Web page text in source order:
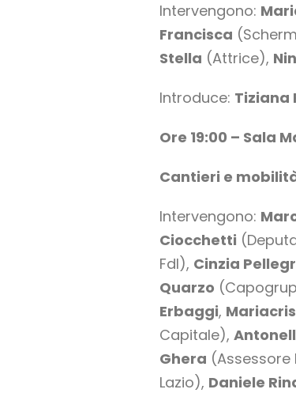
Intervengono:
Francisca
Stella (Attrice),
Introduce: Tiziana
Ore 19:00 – Sala
Cantieri e
Intervengono:
Ciocchetti
FdI), Cinzia
Quarzo
Erbaggi,
Capitale),
Ghera (Assessore
Lazio), Daniele